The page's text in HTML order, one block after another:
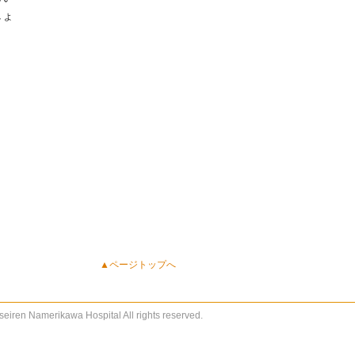
▲ページトップへ
Namerikawa Hospital All rights reserved.